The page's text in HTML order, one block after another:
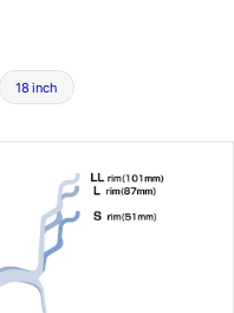
18 inch